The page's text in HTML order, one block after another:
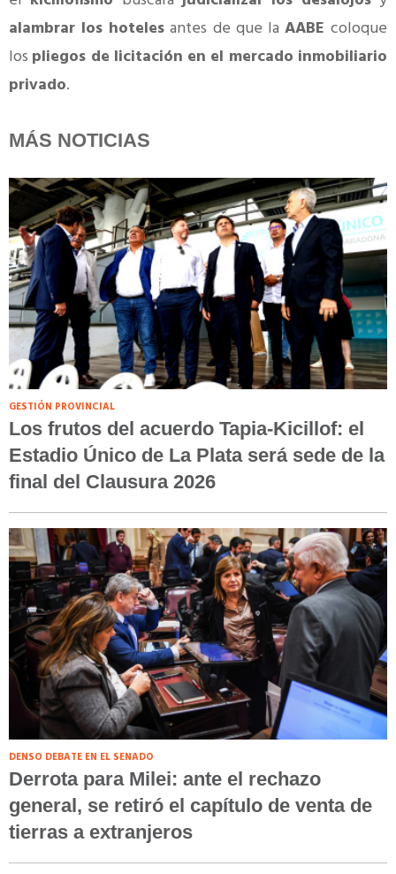
alambrar los hoteles antes de que la AABE coloque
los pliegos de licitación en el mercado inmobiliario
privado.
MÁS NOTICIAS
GESTIÓN PROVINCIAL
Los frutos del acuerdo Tapia-Kicillof: el
Estadio Único de La Plata será sede de la
final del Clausura 2026
DENSO DEBATE EN EL SENADO
Derrota para Milei: ante el rechazo
general, se retiró el capítulo de venta de
tierras a extranjeros